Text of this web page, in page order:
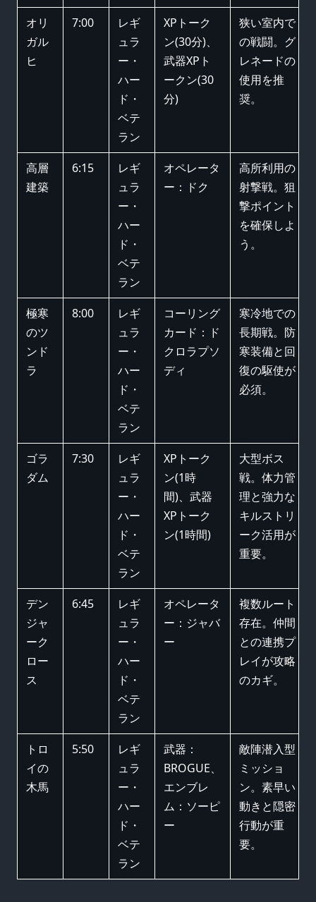
オリ
ガル
ヒ
7:00
レギ
ュラ
ー・
ハー
ド・
ベテ
ラン
XPトーク
ン(30分)、
武器XPト
ークン(30
分)
狭い室内で
の戦闘。グ
レネードの
使用を推
奨。
高層
建築
6:15
レギ
ュラ
ー・
ハー
ド・
ベテ
ラン
オペレータ
ー：ドク
高所利用の
射撃戦。狙
撃ポイント
を確保しよ
う。
極寒
のツ
ンド
ラ
8:00
レギ
ュラ
ー・
ハー
ド・
ベテ
ラン
コーリング
カード：ド
クロラプソ
ディ
寒冷地での
長期戦。防
寒装備と回
復の駆使が
必須。
ゴラ
ダム
7:30
レギ
ュラ
ー・
ハー
ド・
ベテ
ラン
XPトーク
ン(1時
間)、武器
XPトーク
ン(1時間)
大型ボス
戦。体力管
理と強力な
キルストリ
ーク活用が
重要。
デン
ジャ
ーク
ロー
ス
6:45
レギ
ュラ
ー・
ハー
ド・
ベテ
ラン
オペレータ
ー：ジャバ
ー
複数ルート
存在。仲間
との連携プ
レイが攻略
のカギ。
トロ
イの
木馬
5:50
レギ
ュラ
ー・
ハー
ド・
ベテ
ラン
武器：
BROGUE、
エンブレ
ム：ソーピ
ー
敵陣潜入型
ミッショ
ン。素早い
動きと隠密
行動が重
要。